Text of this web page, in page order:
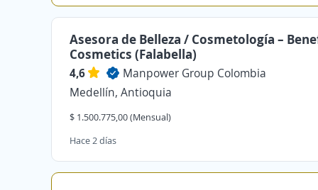
Asesora de Belleza / Cosmetología –
Cosmetics (Falabella)
4,6
Manpower Group Colombia
Medellín, Antioquia
$ 1.500.775,00 (Mensual)
Hace 2 días